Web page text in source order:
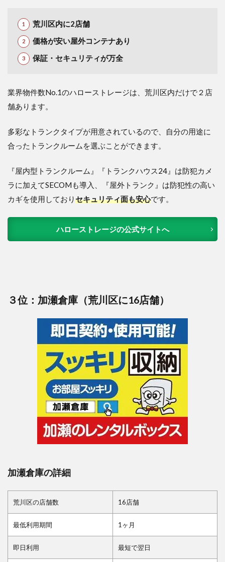
荒川区内に2店舗
価格が安い屋外コンテナあり
保証・セキュリティが万全
業界物件数No.1のハローストレージは、荒川区内だけで２店
舗あります。
多彩なトランクタイプが用意されているので、自分の用途に
合ったトランクルームを選ぶことができます。
『屋内型トランクルーム』『トランクハウス24』は防犯カメ
ラに加えてSECOMも導入、『屋外トランク』は防犯性の高い
カギを使用しておりセキュリティ面も安心です。
ハローストレージの公式サイトへ
３位：加瀬倉庫（荒川区に16店舗）
加瀬倉庫の詳細
荒川区の店舗数 16店舗
最低利用期間 1ヶ月
即日利用 最短で翌日